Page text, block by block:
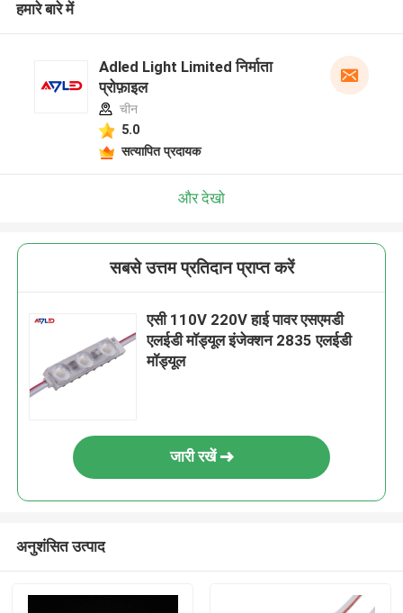
हमारे बारे में
Adled Light Limited निर्माता
प्रोफ़ाइल
चीन
5.0
सत्यापित प्रदायक
और देखो
सबसे उत्तम प्रतिदान प्राप्त करें
एसी 110V 220V हाई पावर एसएमडी
एलईडी मॉड्यूल इंजेक्शन 2835 एलईडी
मॉड्यूल
जारी रखें
अनुशंसित उत्पाद